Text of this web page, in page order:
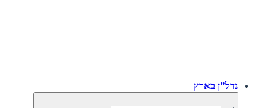
נדל”ן בארץ